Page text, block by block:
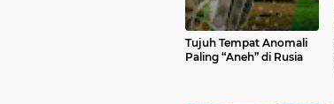
Tujuh Tempat Anomali
Paling “Aneh” di Rusia